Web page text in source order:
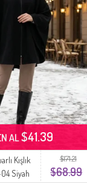
$171.21
$68.99
Kışlık
04 Siyah
AL$41.39